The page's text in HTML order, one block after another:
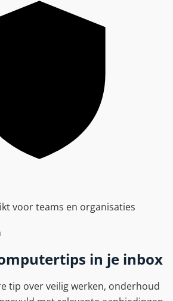
voor teams en organisaties
in je inbox
tip over veilig werken, onderhoud